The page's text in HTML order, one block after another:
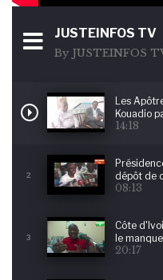
JUSTEINFOS TV
By JUSTEINFOS
Les
Kouadio
14:18
2
dépôt de
08:13
3
Côte
le
20:17